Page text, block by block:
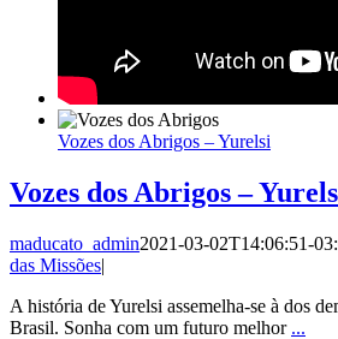
Vozes dos Abrigos – Yurelsi
Vozes dos Abrigos –
maducato_admin2021-03-02T14:06:51-
das Missões|
A história de Yurelsi assemelha-se à dos
Brasil. Sonha com um futuro melhor ...